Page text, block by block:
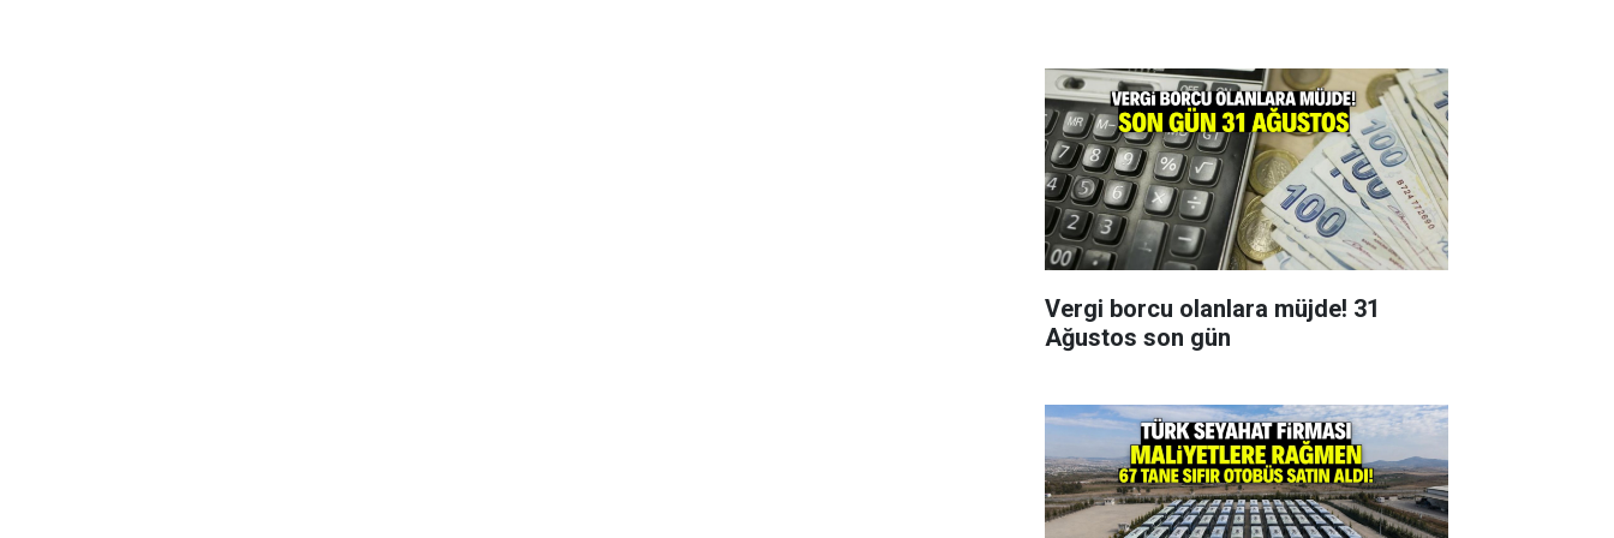
Vergi borcu olanlara müjde! 31
Ağustos son gün